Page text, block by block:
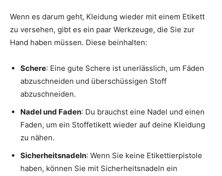
Wenn es darum geht, Kleidung wieder mit einem Etikett
zu versehen, gibt es ein paar Werkzeuge, die Sie zur
Hand haben müssen. Diese beinhalten:
Schere: Eine gute Schere ist unerlässlich, um Fäden
abzuschneiden und überschüssigen Stoff
abzuschneiden.
Nadel und Faden: Du brauchst eine Nadel und einen
Faden, um ein Stoffetikett wieder auf deine Kleidung
zu nähen.
Sicherheitsnadeln: Wenn Sie keine Etikettierpistole
haben, können Sie mit Sicherheitsnadeln ein